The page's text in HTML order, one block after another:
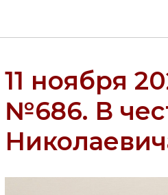
11 ноября
№686. В